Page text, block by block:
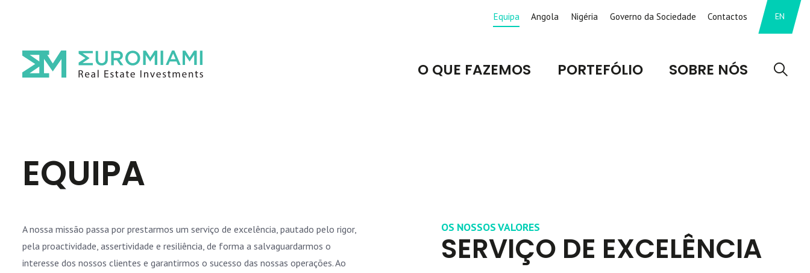
O QUE FAZEMOS PORTEFÓLIO SOBRE NÓS
Equipa Angola Nigéria Governo da Sociedade Contactos EN
EQUIPA
A nossa missão passa por prestarmos um serviço de excelência, pautado pelo rigor,
pela proactividade, assertividade e resiliência, de forma a salvaguardarmos o
interesse dos nossos clientes e garantirmos o sucesso das nossas operações. Ao
OS NOSSOS VALORES
RESPEITO
OS NOSSOS VALORES
SERVIÇO DE EXCELÊNCIA